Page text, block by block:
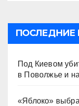
ПОСЛЕДНИЕ
Под Киевом
в Поволжье и
«Яблоко»